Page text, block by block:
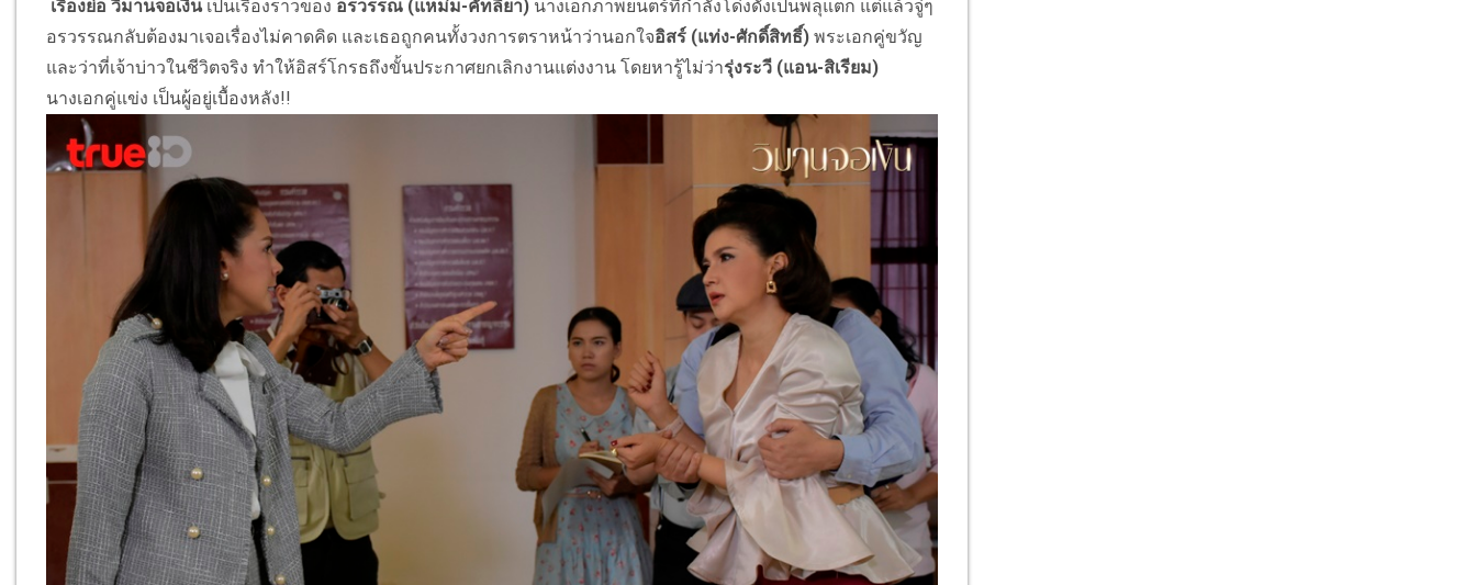
เรื่องย่อ วิมานจอเงิน เป็นเรื่องราวของ อรวรรณ (แหม่ม-คัทลียา) นางเอกภาพยนตร์ที่กำลังโด่งดังเป็นพลุแตก แต่แล้วจู่ๆ
อรวรรณกลับต้องมาเจอเรื่องไม่คาดคิด และเธอถูกคนทั้งวงการตราหน้าว่านอกใจอิสร์ (แท่ง-ศักดิ์สิทธิ์) พระเอกคู่ขวัญ
และว่าที่เจ้าบ่าวในชีวิตจริง ทำให้อิสร์โกรธถึงขั้นประกาศยกเลิกงานแต่งงาน โดยหารู้ไม่ว่ารุ่งระวี (แอน-สิเรียม)
นางเอกคู่แข่ง เป็นผู้อยู่เบื้องหลัง!!